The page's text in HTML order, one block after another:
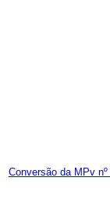
Conversão da MPv